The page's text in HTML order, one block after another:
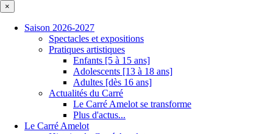
×
Saison 2026-2027
Spectacles et expositions
Pratiques artistiques
Enfants [5 à 15 ans]
Adolescents [13 à 18 ans]
Adultes [dès 16 ans]
Actualités du Carré
Le Carré Amelot se transforme
Plus d'actus...
Le Carré Amelot